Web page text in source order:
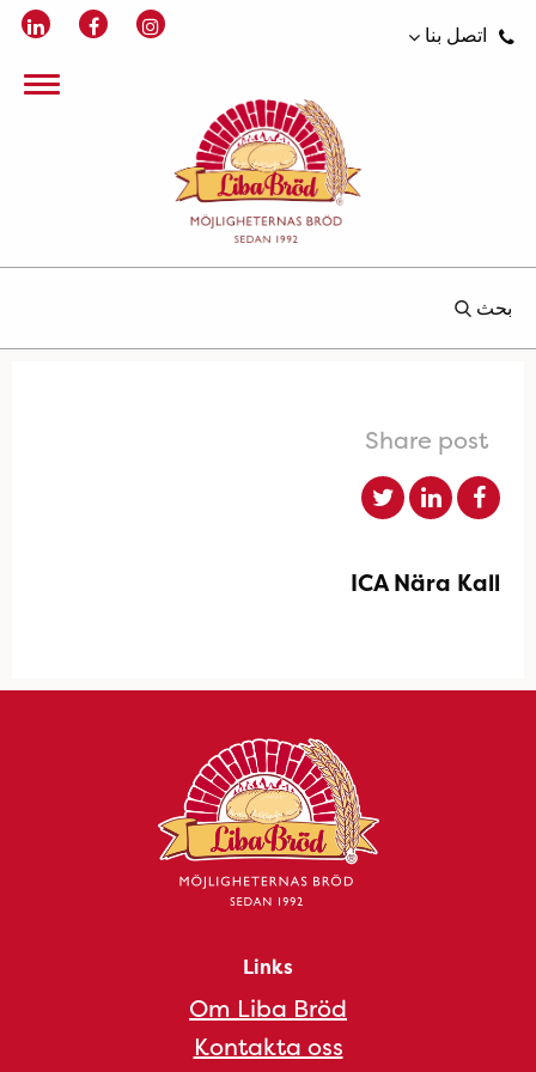
اتصل بنا
بحث
Share post
ICA Nära Kall
Links
Om Liba Bröd
Kontakta oss